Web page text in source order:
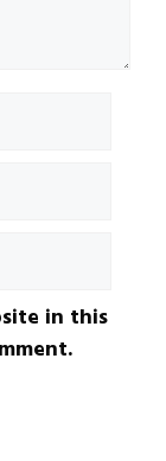
in this